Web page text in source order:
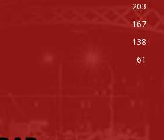
203
167
138
61